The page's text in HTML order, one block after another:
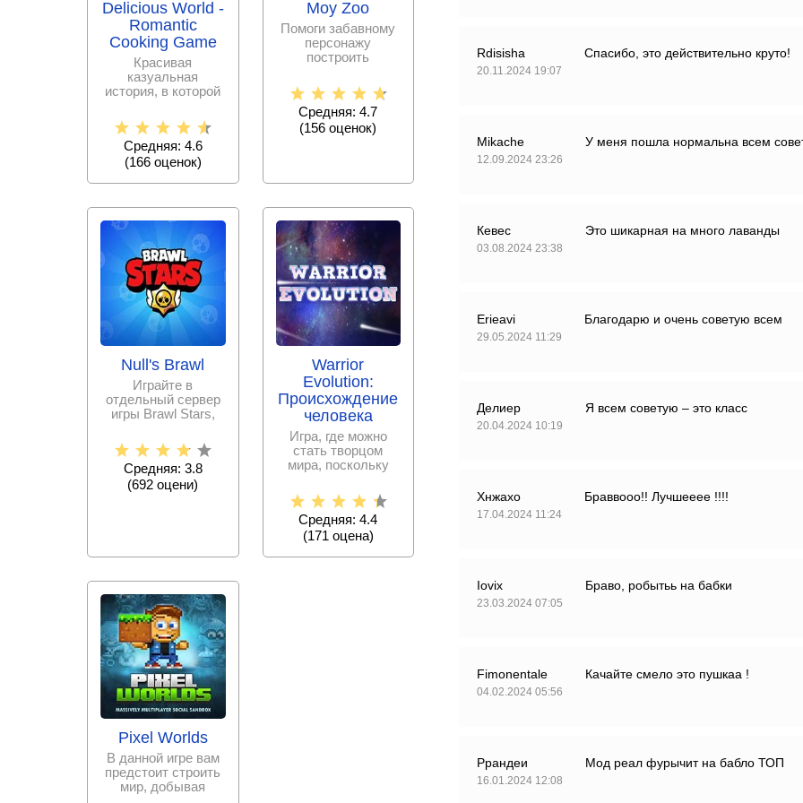
Rdisisha
20.11.2024 19:07
Спасибо, это действительно круто!
Mikache
12.09.2024 23:26
У меня пошла нормальна всем
Кевес
03.08.2024 23:38
Это шикарная на много лаванды
Erieavi
29.05.2024 11:29
Благодарю и очень советую всем
Делиер
20.04.2024 10:19
Я всем советую – это класс
Хнжахо
17.04.2024 11:24
Браввооо!! Лучшееее !!!!
Iovix
23.03.2024 07:05
Браво, робытьь на бабки
Fimonentale
04.02.2024 05:56
Качайте смело это пушкаа !
Ррандеи
16.01.2024 12:08
Мод реал фурычит на бабло ТОП
Delicious World -
Romantic
Cooking Game
Красивая
казуальная
история, в которой
и приготовление
блюда
Средняя: 4.6
(166оценок)
Moy Zoo
Помоги забавному
персонажу
построить
зоопарк, заселить
его экзотическими
Средняя: 4.7
(156 оценок)
Null's Brawl
Играйте в
отдельный сервер
игры Brawl Stars,
последнюю версию
этой
Средняя: 3.8
(692 оцени)
Warrior
Evolution:
Происхождение
человека
Игра, где можно
стать творцом
мира, поскольку
человеческих
особей будет
Средняя: 4.4
(171 оценa)
Pixel Worlds
В данной игре вам
предстоит строить
мир, добывая